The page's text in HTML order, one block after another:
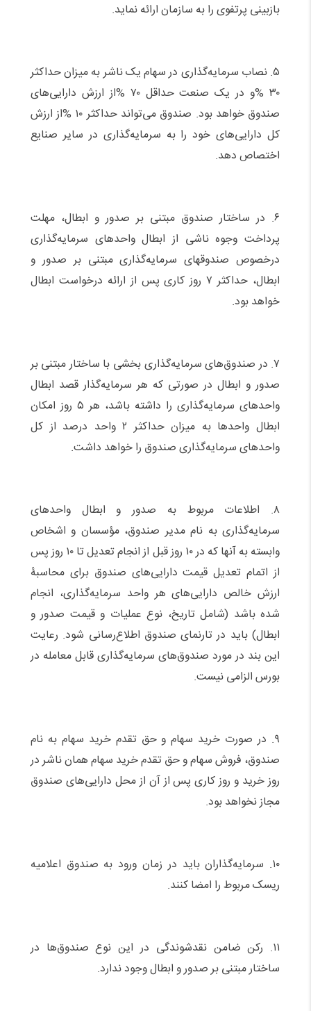
بازبینی پرتفوی را به سازمان ارائه نماید.
۵. نصاب سرمایه‌گذاری در سهام یک ناشر به میزان حداکثر
۳۰ %و در یک صنعت حداقل ۷۰ %از ارزش دارایی‌های
صندوق خواهد بود. صندوق می‌تواند حداکثر ۱۰ %از ارزش
کل دارایی‌های خود را به سرمایه‌گذاری در سایر صنایع
اختصاص دهد.
۶. در ساختار صندوق مبتنی بر صدور و ابطال، مهلت
پرداخت وجوه ناشی از ابطال واحدهای سرمایه‌گذاری
درخصوص صندوقهای سرمایه‌گذاری مبتنی بر صدور و
ابطال، حداکثر ۷ روز کاری پس از ارائه درخواست ابطال
خواهد بود.
۷. در صندوق‌های سرمایه‌گذاری بخشی با ساختار مبتنی بر
صدور و ابطال در صورتی که هر سرمایه‌گذار قصد ابطال
واحدهای سرمایه‌گذاری را داشته باشد، هر ۵ روز امکان
ابطال واحدها به میزان حداکثر ۲ واحد درصد از کل
واحدهای سرمایه‌گذاری صندوق را خواهد داشت.
۸. اطلاعات مربوط به صدور و ابطال واحدهای
سرمایه‌گذاری به نام مدیر صندوق، مؤسسان و اشخاص
وابسته به آنها که در ۱۰ روز قبل از انجام تعدیل تا ۱۰ روز پس
از اتمام تعدیل قیمت دارایی‌های صندوق برای محاسبۀ
ارزش خالص دارایی‌های هر واحد سرمایه‌گذاری، انجام
شده باشد (شامل تاریخ، نوع عملیات و قیمت صدور و
ابطال) باید در تارنمای صندوق اطلاع‌رسانی شود. رعایت
این بند در مورد صندوق‌های سرمایه‌گذاری قابل معامله در
بورس الزامی نیست.
۹. در صورت خرید سهام و حق تقدم خرید سهام به نام
صندوق، فروش سهام و حق تقدم خرید سهام همان ناشر در
روز خرید و روز کاری پس از آن از محل دارایی‌های صندوق
مجاز نخواهد بود.
۱۰. سرمایه‌گذاران باید در زمان ورود به صندوق اعلامیه
ریسک مربوط را امضا کنند.
۱۱. رکن ضامن نقدشوندگی در این نوع صندوق‌ها در
ساختار مبتنی بر صدور و ابطال وجود ندارد.